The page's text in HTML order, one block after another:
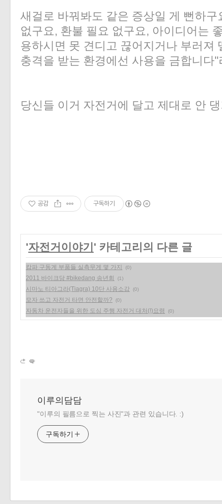
새걸로 바꿔봐도 같은 증상일 게 뻔하
없구요, 환불 필요 없구요, 아이디어는
용하시면 못 견디고 끊어지거나 부러져
충격을 받는 환경에선 사용을 금합니다
당신들 이거 자전거에 달고 제대로 안
공감 구독하기
'자전거이야기 ' 카테고리의 다른 글
캄파 구동계 부품들 실측무게 몇 가지 (0)
2011 바이크당 #bikedang 송년회 (1)
시마노 티아그라(Tiagra) 10단 사용소감 (0)
모자 쓰고 자전거 타면 안전할까? (0)
자동차 운전자들을 위한 도심 주행 자전거 대처(!)요령 (0)
이루의담담
"이루의 필름으로 찍는 사진"과 관련 있습니다. :)
구독하기
»